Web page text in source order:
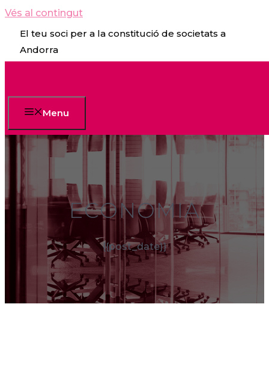
Vés al contingut
El teu soci per a la constitució de societats a
Andorra
Menu
ECONOMIA
{{post_date}}